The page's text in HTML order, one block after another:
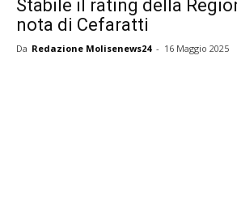
Stabile il rating della
nota di Cefaratti
Da Redazione Molisenews24 - 16 Maggio 2025